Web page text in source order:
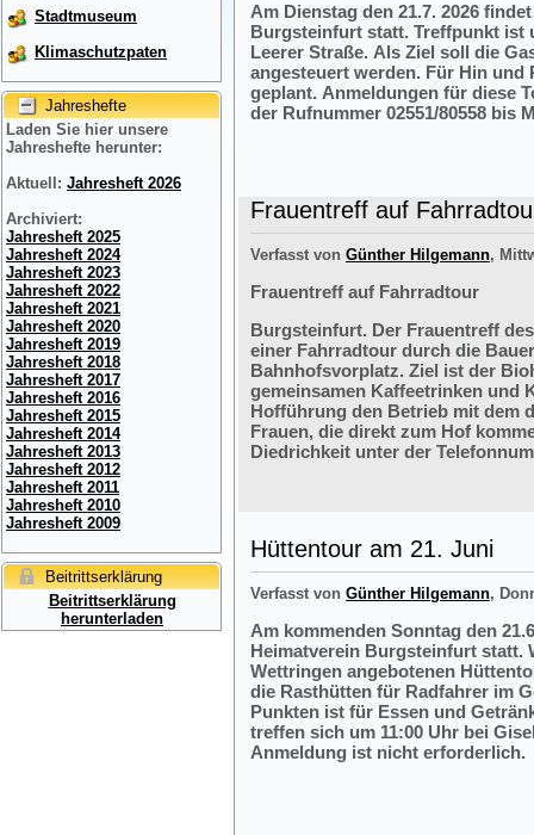
Stadtmuseum
Klimaschutzpaten
Jahreshefte
Laden Sie hier unsere
Jahreshefte herunter:
Aktuell: Jahresheft 2026
Archiviert:
Jahresheft 2025
Jahresheft 2024
Jahresheft 2023
Jahresheft 2022
Jahresheft 2021
Jahresheft 2020
Jahresheft 2019
Jahresheft 2018
Jahresheft 2017
Jahresheft 2016
Jahresheft 2015
Jahresheft 2014
Jahresheft 2013
Jahresheft 2012
Jahresheft 2011
Jahresheft 2010
Jahresheft 2009
Beitrittserklärung
Beitrittserklärung
herunterladen
Am Dienstag den 21.7. 2026
Burgsteinfurt statt. Treffpunkt ist
Leerer Straße. Als Ziel soll die
angesteuert werden. Für Hin und
geplant. Anmeldungen für diese
der Rufnummer 02551/80558 bis
Frauentreff auf
Verfasst von Günther Hilgemann,
Frauentreff auf Fahrradtour
Burgsteinfurt. Der Frauentreff
einer Fahrradtour durch die
Bahnhofsvorplatz. Ziel ist der
gemeinsamen Kaffeetrinken und
Hofführung den Betrieb mit dem
Frauen, die direkt zum Hof
Diedrichkeit unter der
Hüttentour am 21. Juni
Verfasst von Günther Hilgemann,
Am kommenden Sonntag den
Heimatverein Burgsteinfurt statt.
Wettringen angebotenen
die Rasthütten für Radfahrer im
Punkten ist für Essen und
treffen sich um 11:00 Uhr bei
Anmeldung ist nicht erforderlich.